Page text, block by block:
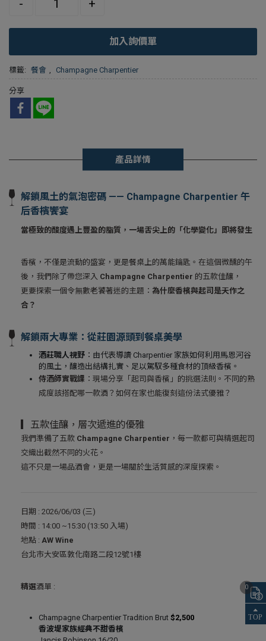
- +
加入詢價單
標籤: 餐會 , Champagne Charpentier
分享
產品詳情
解鎖風土的氣泡密碼 —— Champagne Charpentier 午
后香檳饗宴
當極致的酸度遇上豐盈的脂質，一場舌尖上的「化學變化」即將發生
香檳，不僅是流動的盛宴，更是餐桌上的萬能鑰匙。在這個微醺的午
後，我們除了帶您深入 Champagne Charpentier 的五款佳釀，
更要探索一個令無數老饕著迷的主題： 為什麼香檳與起司是天作之
合？
解鎖兩大專業：從莊園源頭到餐桌美學
酒莊職人視野 ：由代表導讀 Charpentier 家族如何利用馬恩河谷
的風土，釀造出結構扎實、足以駕馭多種食材的頂級香檳。
侍酒師實戰課 ：現場分享「起司與香檳」的挑選法則。不同的熟
成度該搭配哪一款酒？如何在家也能復刻這份法式優雅？
▎五款佳釀，層次遞進的優雅
我們準備了五款 Champagne Charpentier ，每一款都可與精選起司
交織出截然不同的火花。
這不只是一場品酒會，更是一場關於生活質感的深度探索。
日期 : 2026/06/03 (三)
時間 : 14:00 ~15:30 (13:50 入場)
地點 : AW Wine
台北市大安區敦化南路二段12號1樓
精選酒單 :
Champagne Charpentier Tradition Brut $2,500
香波堤家族經典不甜香檳
0